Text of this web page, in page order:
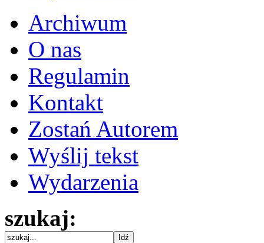
Archiwum
O nas
Regulamin
Kontakt
Zostań Autorem
Wyślij tekst
Wydarzenia
szukaj: